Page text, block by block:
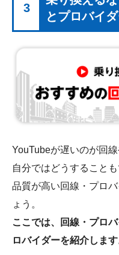
3
とプロバイ
YouTubeが遅いのが回
自分ではどうすること
品質が高い回線・プロ
ょう。
ここでは、回線・プロ
ロバイダーを紹介します